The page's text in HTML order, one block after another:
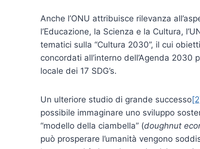
Anche l’ONU attribuisce rilevanza
l’Educazione, la Scienza e la Cultura,
tematici sulla “Cultura 2030”, il cui
concordati all’interno dell’Agenda
locale dei 17 SDG’s.
Un ulteriore studio di grande successo
possibile immaginare uno sviluppo
“modello della ciambella” (doughnut
può prosperare l’umanità vengono